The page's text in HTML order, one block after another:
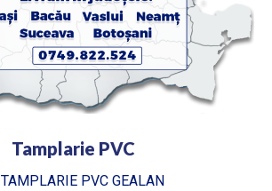
Tamplarie PVC
TAMPLARIE PVC GEALAN